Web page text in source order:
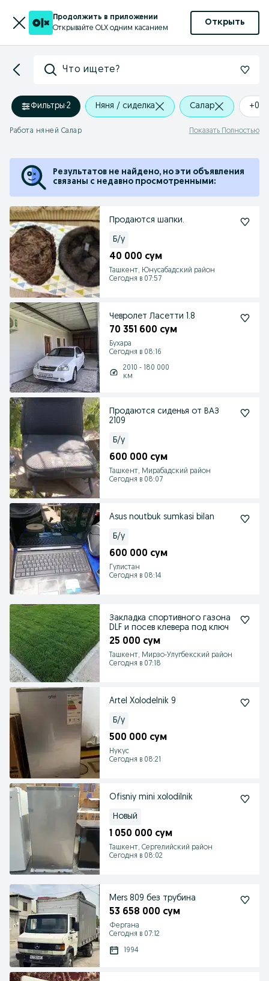
Продолжить в приложении
Открывайте OLX одним касанием
Открыть
Что ищете?
Фильтры·2 Няня / сиделка Салар +0
Работа няней Салар Показать Полностью
Результатов не найдено, но эти объявления
связаны с недавно просмотренными:
Продаются шапки.
Б/у
40 000 сум
Ташкент, Юнусабадский район
Сегодня в 07:57
Чевролет Ласетти 1.8
70 351 600 сум
Бухара
Сегодня в 08:16
2010 - 180 000
км
Продаются сиденья от ВАЗ
2109
Б/у
600 000 сум
Ташкент, Мирабадский район
Сегодня в 08:07
Asus noutbuk sumkasi bilan
Б/у
600 000 сум
Гулистан
Сегодня в 08:14
Закладка спортивного газона
DLF и посев клевера под ключ
25 000 сум
Ташкент, Мирзо-Улугбекский район
Сегодня в 07:18
Artel Xolodelnik 9
Б/у
500 000 сум
Нукус
Сегодня в 08:21
Ofisniy mini xolodilnik
Новый
1 050 000 сум
Ташкент, Сергелийский район
Сегодня в 08:02
Mers 809 без трубина
53 658 000 сум
Фергана
Сегодня в 07:12
1994